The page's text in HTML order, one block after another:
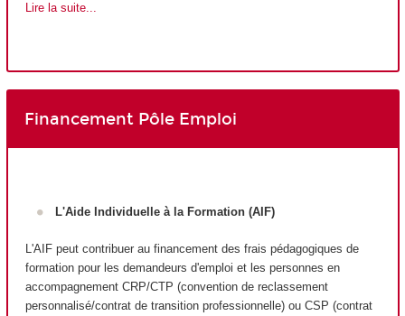
Lire la suite...
Financement Pôle Emploi
L'Aide Individuelle à la Formation (AIF)
L'AIF peut contribuer au financement des frais pédagogiques de
formation pour les demandeurs d'emploi et les personnes en
accompagnement CRP/CTP (convention de reclassement
personnalisé/contrat de transition professionnelle) ou CSP (contrat